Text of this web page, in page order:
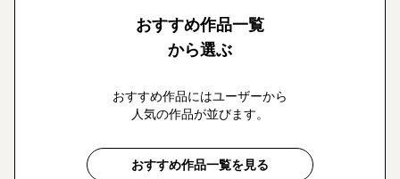
おすすめ作品一覧
から選ぶ
おすすめ作品にはユーザーから
人気の作品が並びます。
おすすめ作品一覧を見る